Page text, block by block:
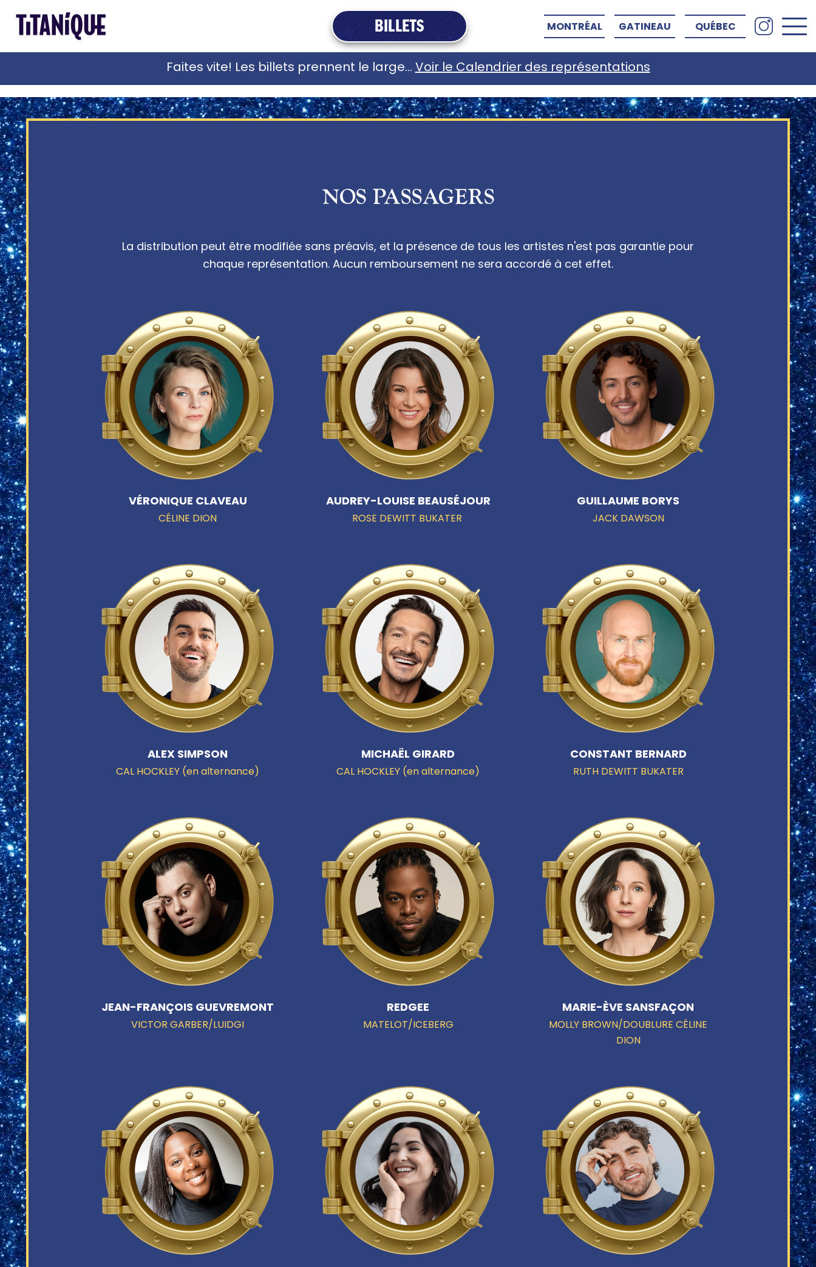
BILLETS MONTRÉAL GATINEAU QUÉBEC
Faites vite! Les billets prennent le large…Voir le Calendrier des représentations
NOS PASSAGERS
La distribution peut être modifiée sans préavis, et la présence de tous les artistes n'est pas garantie pour
chaque représentation. Aucun remboursement ne sera accordé à cet effet.
VÉRONIQUE CLAVEAU
CÉLINE DION
AUDREY-LOUISE BEAUSÉJOUR
ROSE DEWITT BUKATER
GUILLAUME BORYS
JACK DAWSON
ALEX SIMPSON
CAL HOCKLEY (en alternance)
MICHAËL GIRARD
CAL HOCKLEY (en alternance)
CONSTANT BERNARD
RUTH DEWITT BUKATER
JEAN-FRANÇOIS GUEVREMONT
VICTOR GARBER/LUIDGI
REDGEE
MATELOT/ICEBERG
MARIE-ÈVE SANSFAÇON
MOLLY BROWN/DOUBLURE CÉLINE
DION